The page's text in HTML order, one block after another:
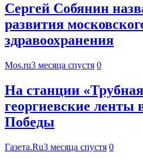
Сергей Собянин
развития
здравоохранения
Mos.ru3 месяца спустя 0
На станции
георгиевские ленты
Победы
Газета.Ru3 месяца спустя 0